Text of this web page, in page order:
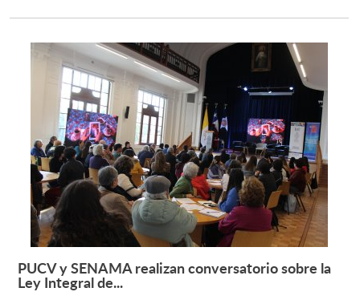
Leer más +
PUCV y SENAMA realizan conversatorio sobre la
Ley Integral de...